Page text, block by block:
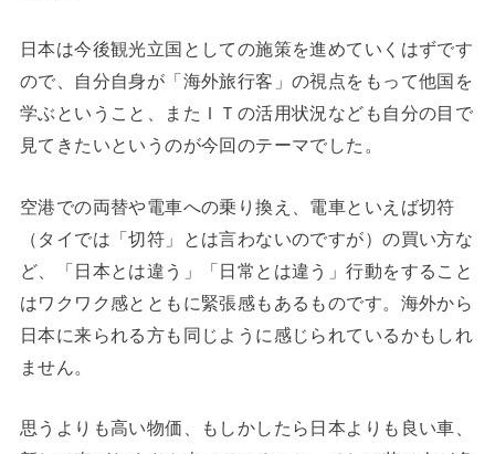
日本は今後観光立国としての施策を進めていくはずです
ので、自分自身が「海外旅行客」の視点をもって他国を
学ぶということ、またＩＴの活用状況なども自分の目で
見てきたいというのが今回のテーマでした。
空港での両替や電車への乗り換え、電車といえば切符
（タイでは「切符」とは言わないのですが）の買い方な
ど、「日本とは違う」「日常とは違う」行動をすること
はワクワク感とともに緊張感もあるものです。海外から
日本に来られる方も同じように感じられているかもしれ
ません。
思うよりも高い物価、もしかしたら日本よりも良い車、